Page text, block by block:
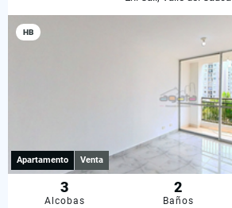
HB
Apartamento Venta
3
Alcobas
2
Baños